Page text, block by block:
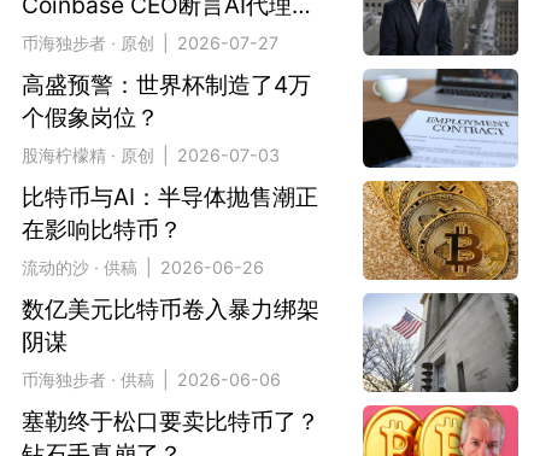
垄断支付
币海独步者 · 原创 | 2026-07-27
高盛预警：世界杯制造了4万
个假象岗位？
股海柠檬精 · 原创 | 2026-07-03
比特币与AI：半导体抛售潮正
在影响比特币？
流动的沙 · 供稿 | 2026-06-26
数亿美元比特币卷入暴力绑架
阴谋
币海独步者 · 供稿 | 2026-06-06
塞勒终于松口要卖比特币了？